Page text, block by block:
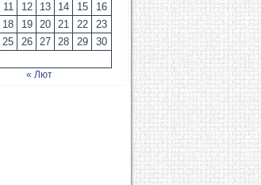
11 12 13 14 15
16
18 19 20 21 22
23
25 26 27 28 29
30
« Лют